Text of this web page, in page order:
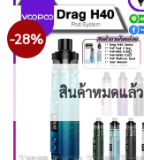
-28%
สินค้าหมดแล้ว